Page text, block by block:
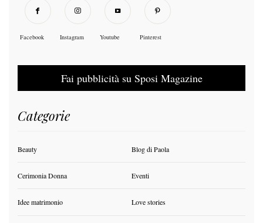
Facebook Instagram Youtube Pinterest
Fai pubblicità su Sposi Magazine
Categorie
Beauty Blog di Paola
Cerimonia Donna Eventi
Idee matrimonio Love stories